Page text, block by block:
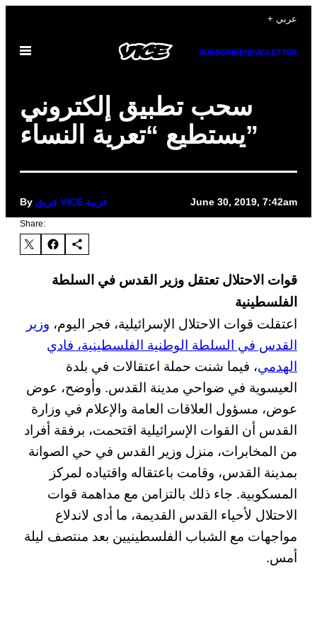
content
+ عربي
Open
SUBSCRIBENEWSLETTER
سحب تطبيق إلكتروني
يستطيع “تعرية النساء”
By فريق VICE عربية June 30, 2019, 7:42am
Share:
قوات الاحتلال تعتقل وزير القدس في السلطة
الفلسطينية
اعتقلت قوات الاحتلال الإسرائيلية، فجر اليوم، وزير
القدس في السلطة الوطنية الفلسطينية، فادي
الهدمي، فيما شنت حملة اعتقالات في بلدة
العيسوية في ضواحي مدينة القدس. وأوضح، عوض
عوض، مسؤول العلاقات العامة والإعلام في وزارة
القدس أن القوات الإسرائيلية اقتحمت، برفقة أفراد
من المخابرات، منزل وزير القدس في حي الصوانة
بمدينة القدس، وقامت باعتقاله واقتياده لمركز
المسكوبية. جاء ذلك بالتزامن مع مداهمة قوات
الاحتلال لأحياء القدس القديمة، ما أدى لاندلاع
مواجهات مع الشباب الفلسطينيين بعد منتصف ليلة
أمس.